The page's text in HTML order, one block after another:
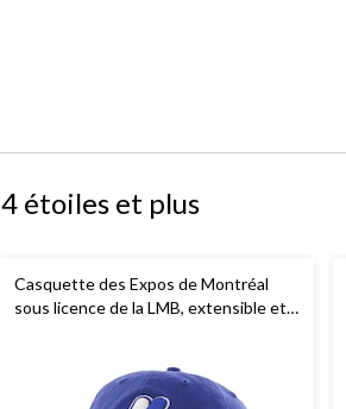
4 étoiles et plus
Casquette des Expos de Montréal
sous licence de la LMB, extensible et